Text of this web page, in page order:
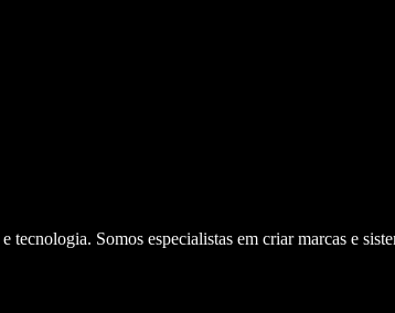
Somos especialistas em criar marcas e